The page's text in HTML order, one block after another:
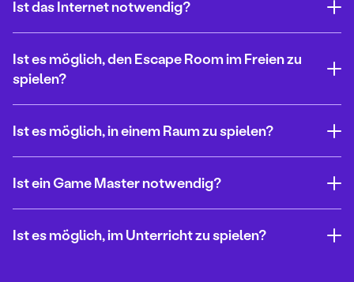
Ist das Internet notwendig?
Ist es möglich, den Escape Room im Freien zu
spielen?
Ist es möglich, in einem Raum zu spielen?
Ist ein Game Master notwendig?
Ist es möglich, im Unterricht zu spielen?